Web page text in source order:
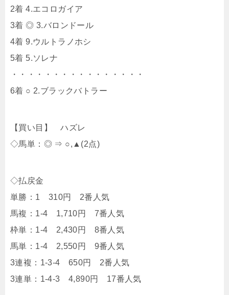
2着 4.エコロガイア
3着 ◎ 3.バロンドール
4着 9.ウルトラノホシ
5着 5.ソレナ
・・・・・・・・・・・・・・・・
6着 ○ 2.ブラックバトラー
【買い目】 ハズレ
◇馬単：◎ ⇒ ○,▲(2点)
◇払戻金
単勝：1 310円 2番人気
馬複：1-4 1,710円 7番人気
枠単：1-4 2,430円 8番人気
馬単：1-4 2,550円 9番人気
3連複：1-3-4 650円 2番人気
3連単：1-4-3 4,890円 17番人気